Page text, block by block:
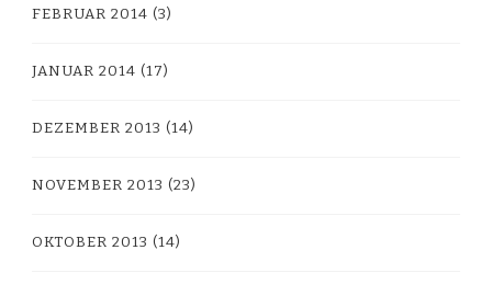
FEBRUAR 2014 (3)
JANUAR 2014 (17)
DEZEMBER 2013 (14)
NOVEMBER 2013 (23)
OKTOBER 2013 (14)